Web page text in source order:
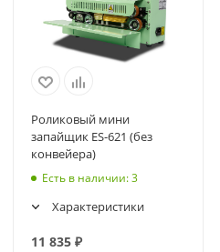
Роликовый мини
запайщик ES-621 (без
конвейера)
Есть в наличии: 3
Характеристики
11 835 ₽